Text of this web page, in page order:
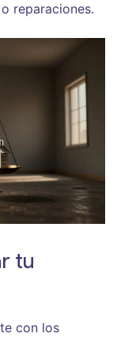
reparaciones.
tu
con los